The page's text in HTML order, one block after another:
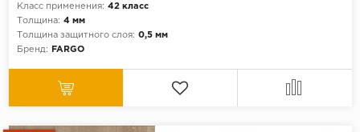
Класс применения: 42 класс
Толщина: 4 мм
Толщина защитного слоя: 0,5 мм
Бренд:
FARGO